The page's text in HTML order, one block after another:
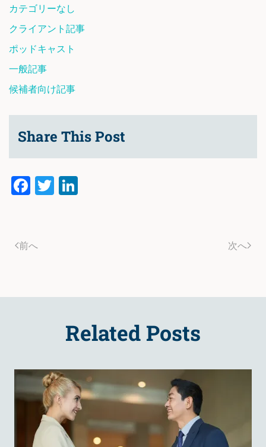
カテゴリーなし
クライアント記事
ポッドキャスト
一般記事
候補者向け記事
Share This Post
Facebook
Twitter
前へ 次へ
Related Posts